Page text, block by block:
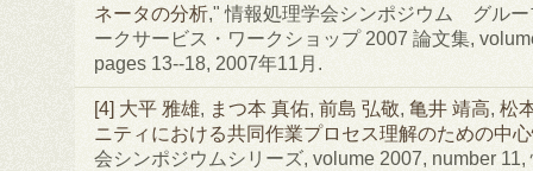
ネータの分析," 情報処理学会シンポジウム グルー
ークサービス・ワークショップ 2007 論文集,
pages 13--18, 2007年11月.
[4] 大平 雅雄, まつ本 真佑, 前島 弘敬, 亀井 靖高, 松
ニティにおける共同作業プロセス理解のための中
会シンポジウムシリーズ, volume 2007, number